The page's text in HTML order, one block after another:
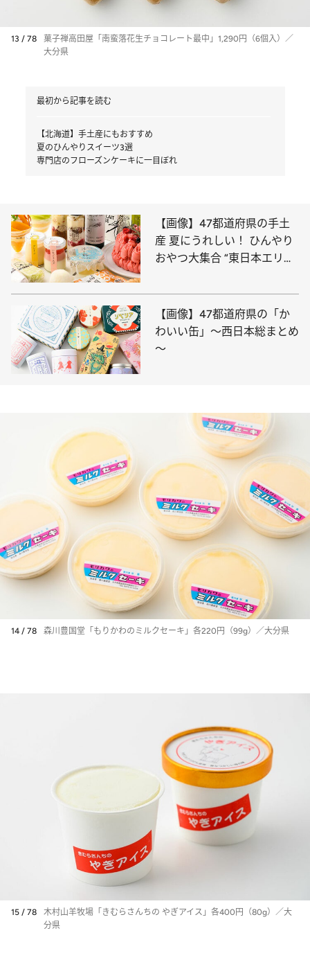
13 / 78
菓子禅高田屋「南蛮落花生チョコレート最中」1,290円（6個入）／
大分県
最初から記事を読む
【北海道】手土産にもおすすめ
夏のひんやりスイーツ3選
専門店のフローズンケーキに一目ぼれ
【画像】47都道府県の手土
産 夏にうれしい！ ひんやり
おやつ大集合 “東日本エリア
【画像】47都道府県の「か
わいい缶」～西日本総まとめ
～
14 / 78 森川豊国堂「もりかわのミルクセーキ」各220円（99g）／大分県
15 / 78
木村山羊牧場「きむらさんちの やぎアイス」各400円（80g）／大
分県